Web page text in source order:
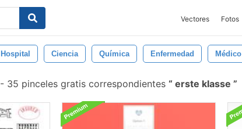
Vectores Fotos
Hospital Ciencia Química Enfermedad Médico
- 35 pinceles gratis correspondientes erste klasse